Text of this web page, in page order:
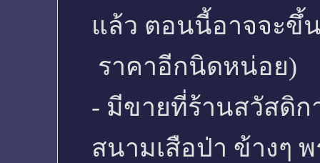
แล้ว ตอนนี้อาจจะขึ้
ราคาอีกนิดหน่อย)
- มีขายที่ร้านสวัสดิก
สนามเสือป่า ข้างๆ